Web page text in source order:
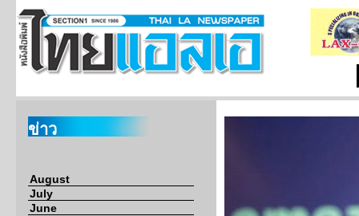
ข่าว
August
July
June